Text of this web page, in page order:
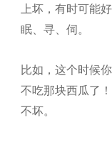
上坏，有时可能
眠、寻、伺。
比如，这个时候
不吃那块西瓜了
不坏。